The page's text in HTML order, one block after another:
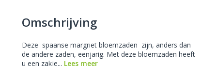
Omschrijving
Deze spaanse margriet bloemzaden zijn, anders dan
de andere zaden, eenjarig. Met deze bloemzaden heeft
u een zakje... Lees meer